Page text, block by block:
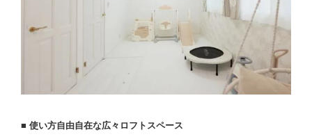
■ 使い方自由自在な広々ロフトスペース